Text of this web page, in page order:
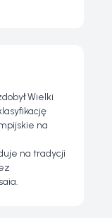
Wielki
na
na tradycji